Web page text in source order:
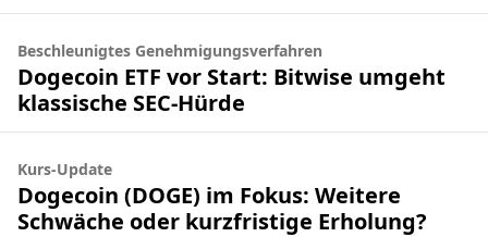
Beschleunigtes Genehmigungsverfahren
Dogecoin ETF vor Start: Bitwise umgeht
klassische SEC-Hürde
Kurs-Update
Dogecoin (DOGE) im Fokus: Weitere
Schwäche oder kurzfristige Erholung?